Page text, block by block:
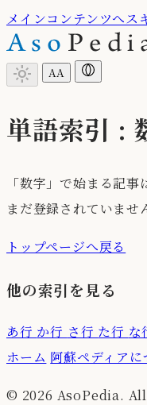
メインコンテンツへス
light_mode AA
単語索引 :
「数字」で始まる記事
まだ登録されていませ
トップページへ戻る
他の索引を見る
あ行 か行 さ行 た行 な
ホーム 阿蘇ペディアに
© 2026 AsoPedia.